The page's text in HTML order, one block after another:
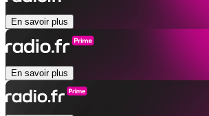
En savoir plus
En savoir plus